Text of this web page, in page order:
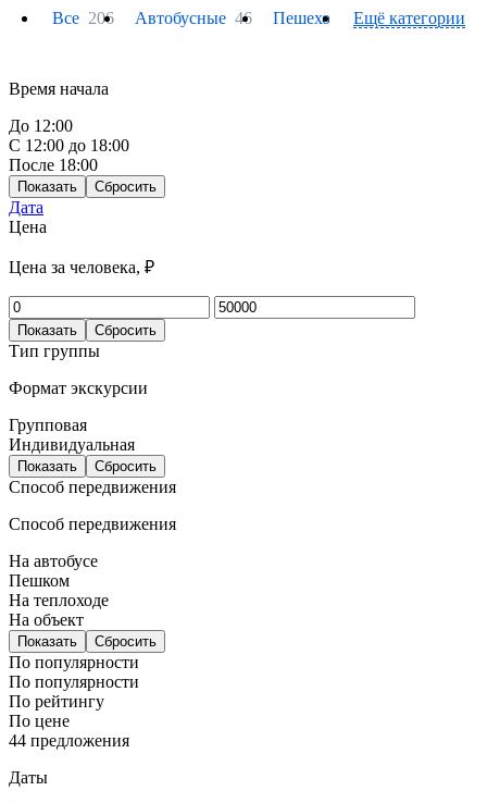
Все 206 Автобусные 46 Пешеходные 61 На
Ещё категории
Время начала
До 12:00
С 12:00 до 18:00
После 18:00
Показать Сбросить
Дата
Цена
Цена за человека, ₽
Показать Сбросить
Тип группы
Формат экскурсии
Групповая
Индивидуальная
Показать Сбросить
Способ передвижения
Способ передвижения
На автобусе
Пешком
На теплоходе
На объект
Показать Сбросить
По популярности
По популярности
По рейтингу
По цене
44 предложения
Даты